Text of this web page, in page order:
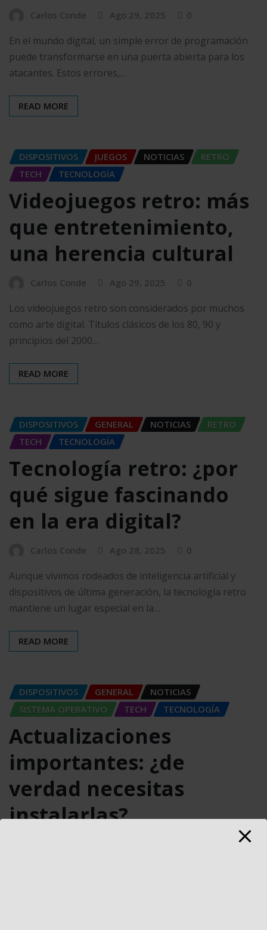
Carlos Conde Ago 29, 2025 0
En el mundo digital, un simple error de programación
puede transformarse en una puerta abierta para los
atacantes. Estos errores,…
READ MORE
DISPOSITIVOS JUEGOS NOTICIAS
RETRO
TECH
TECNOLOGÍA
Videojuegos retro: más
que entretenimiento,
una herencia cultural
Carlos Conde Ago 29, 2025 0
Los videojuegos retro son considerados por muchos
como arte digital. Títulos clásicos de los 80, 90 y
principios del 2000…
READ MORE
DISPOSITIVOS GENERAL NOTICIAS
RETRO
TECH
TECNOLOGÍA
Tecnología retro: ¿por
qué sigue fascinando
en la era digital?
Carlos Conde Ago 28, 2025 0
Aunque vivimos rodeados de inteligencia artificial y
dispositivos de última generación, la tecnología retro
mantiene un lugar especial en la…
READ MORE
DISPOSITIVOS GENERAL
NOTICIAS
SISTEMA OPERATIVO
TECH TECNOLOGÍA
Actualizaciones
importantes: ¿de
verdad necesitas
instalarlas?